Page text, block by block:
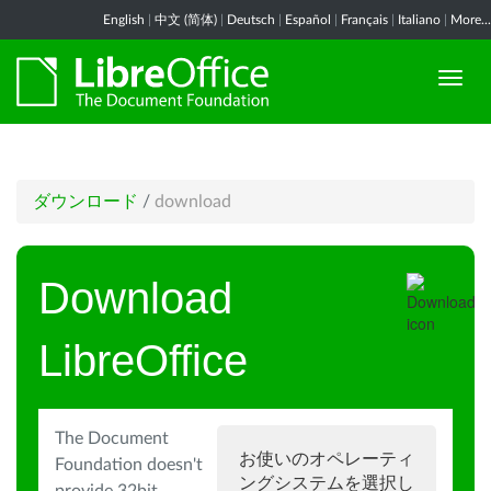
English 中文 (简体) Deutsch Español Français Italiano More...
ダウンロード / download
Download
LibreOffice
お使いのオペレーティ
ングシステムを選択し
The Document
Foundation doesn't